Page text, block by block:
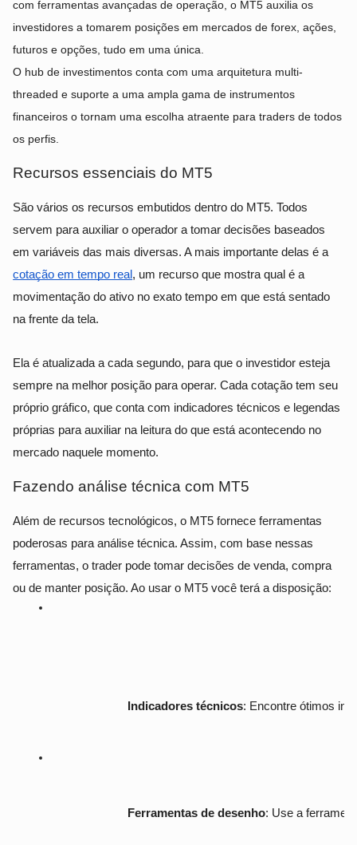
com ferramentas avançadas de operação, o MT5 auxilia os
investidores a tomarem posições em mercados de forex, ações,
futuros e opções, tudo em uma única.
O hub de investimentos conta com uma arquitetura multi-
threaded e suporte a uma ampla gama de instrumentos
financeiros o tornam uma escolha atraente para traders de todos
os perfis.
Recursos essenciais do MT5
São vários os recursos embutidos dentro do MT5. Todos
servem para auxiliar o operador a tomar decisões baseados
em variáveis das mais diversas. A mais importante delas é a
cotação em tempo real, um recurso que mostra qual é a
movimentação do ativo no exato tempo em que está sentado
na frente da tela.
Ela é atualizada a cada segundo, para que o investidor esteja
sempre na melhor posição para operar. Cada cotação tem seu
próprio gráfico, que conta com indicadores técnicos e legendas
próprias para auxiliar na leitura do que está acontecendo no
mercado naquele momento.
Fazendo análise técnica com MT5
Além de recursos tecnológicos, o MT5 fornece ferramentas
poderosas para análise técnica. Assim, com base nessas
ferramentas, o trader pode tomar decisões de venda, compra
ou de manter posição. Ao usar o MT5 você terá a disposição:
Indicadores técnicos: Encontre ótimos
Ferramentas de desenho: Use a